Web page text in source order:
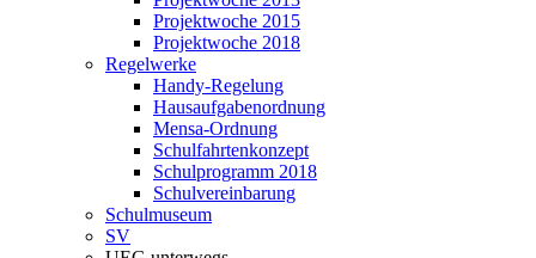
Projektwoche 2015
Projektwoche 2018
Regelwerke
Handy-Regelung
Hausaufgabenordnung
Mensa-Ordnung
Schulfahrtenkonzept
Schulprogramm 2018
Schulvereinbarung
Schulmuseum
SV